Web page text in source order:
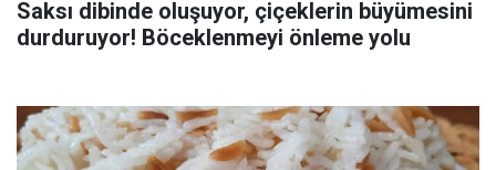
Saksı dibinde oluşuyor, çiçeklerin büyümesini
durduruyor! Böceklenmeyi önleme yolu